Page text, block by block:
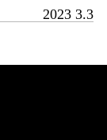
2023 3.3